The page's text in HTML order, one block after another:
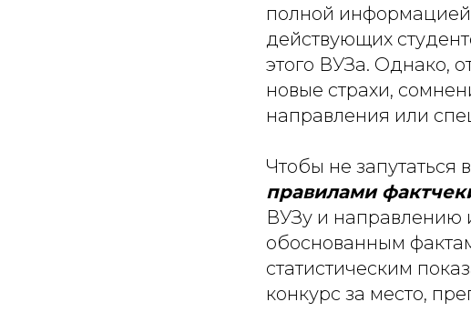
полной
действующих
этого ВУЗа. Однако,
новые страхи,
направления или
Чтобы не запутаться
правилами
ВУЗу и направлению
обоснованным
статистическим
конкурс за место,